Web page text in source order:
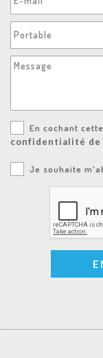
Portable
Message
En cochant
confidentialité de
Je souhaite